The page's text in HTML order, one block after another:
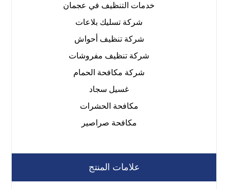
خدمات التنظيف في عجمان
شركة تسليك بلاعات
شركة تنظيف أحواش
شركة تنظيف مفروشات
شركة مكافحة الحمام
غسيل سجاد
مكافحة الحشرات
مكافحة صراصير
علامات المنتج